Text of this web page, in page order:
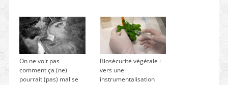
On ne voit pas
comment ça (ne)
pourrait (pas) mal se
Biosécurité végétale :
vers une
instrumentalisation